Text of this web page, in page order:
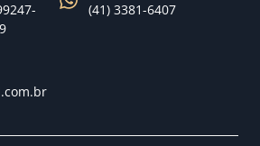
(41) 3381-6407